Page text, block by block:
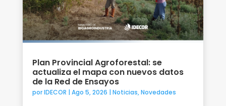
Plan Provincial Agroforestal: se
actualiza el mapa con nuevos datos
de la Red de Ensayos
porIDECOR | Ago 5, 2026 | Noticias,Novedades